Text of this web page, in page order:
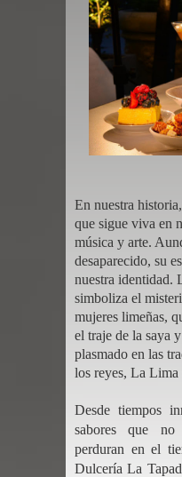
En nuestra historia,
que sigue viva en
música y arte.
desaparecido, su
nuestra identidad.
simboliza el
mujeres limeñas,
el traje de la saya
plasmado en las
los reyes, La Lima
Desde tiempos
sabores que no
perduran en el
Dulcería La